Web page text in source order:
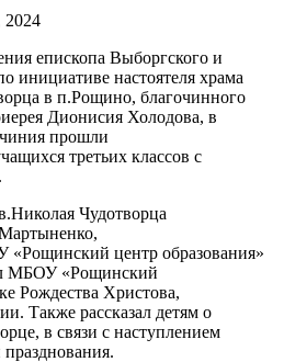
2024
епископа Выборгского и
инициативе настоятеля храма
в п.Рощино, благочинного
Дионисия Холодова, в
прошли
третьих классов с
Чудотворца
«Рощинский центр образования»
МБОУ «Рощинский
Рождества Христова,
Также рассказал детям о
в связи с наступлением